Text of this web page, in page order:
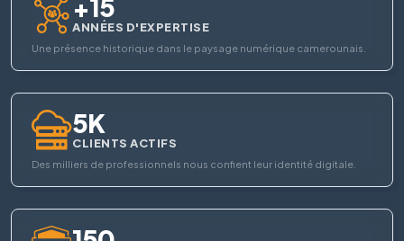
ANNÉES D'EXPERTISE
Une présence historique dans le paysage numérique camerounais.
5K
CLIENTS ACTIFS
Des milliers de professionnels nous confient leur identité digitale.